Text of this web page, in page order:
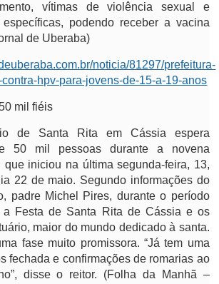
vítimas de violência sexual e
podendo receber a vacina
de Uberaba)
noticia/81297/prefeitura-
hpv-para-jovens-de-15-a-19-anos
mil fiéis
de Santa Rita em Cássia espera
50 mil pessoas durante a novena
que iniciou na última segunda-feira, 13,
22 de maio. Segundo informações do
padre Michel Pires, durante o período
a Festa de Santa Rita de Cássia e os
maior do mundo dedicado à santa.
fase muito promissora. “Já tem uma
fechada e confirmações de romarias ao
disse o reitor. (Folha da Manhã –